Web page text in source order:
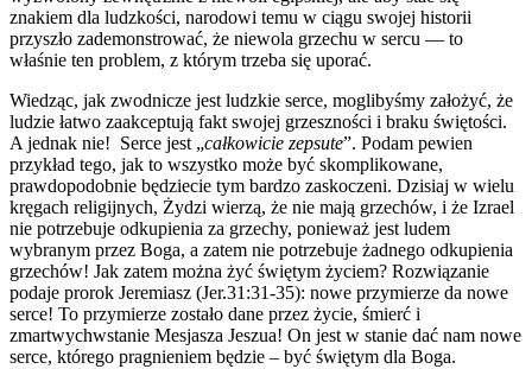
znakiem dla ludzkości, narodowi temu w ciągu swojej historii
przyszło zademonstrować, że niewola grzechu w sercu — to
właśnie ten problem, z którym trzeba się uporać.
Wiedząc, jak zwodnicze jest ludzkie serce, moglibyśmy założyć, że
ludzie łatwo zaakceptują fakt swojej grzeszności i braku świętości.
A jednak nie! Serce jest „całkowicie zepsute”. Podam pewien
przykład tego, jak to wszystko może być skomplikowane,
prawdopodobnie będziecie tym bardzo zaskoczeni. Dzisiaj w wielu
kręgach religijnych, Żydzi wierzą, że nie mają grzechów, i że Izrael
nie potrzebuje odkupienia za grzechy, ponieważ jest ludem
wybranym przez Boga, a zatem nie potrzebuje żadnego odkupienia
grzechów! Jak zatem można żyć świętym życiem? Rozwiązanie
podaje prorok Jeremiasz (Jer.31:31-35): nowe przymierze da nowe
serce! To przymierze zostało dane przez życie, śmierć i
zmartwychwstanie Mesjasza Jeszua! On jest w stanie dać nam nowe
serce, którego pragnieniem będzie – być świętym dla Boga.